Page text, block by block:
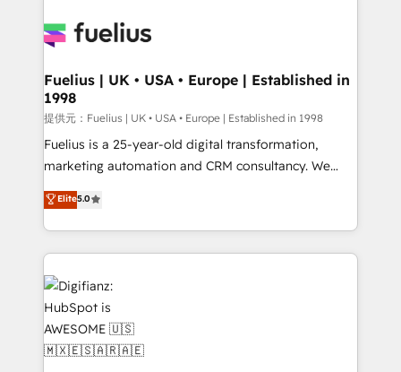
Innovation HubSpot Impact Award - Platform
Migration Excellence HubSpot Impact Award -
professionals.
Custom API integrations A little about us... • Boutique
for Sales Hub, Marketing Hub, Service Hub, Data
Hub and Website (CMS) • ISO/IEC 27001:2022, ISO
9001:2015 and now... ISO 42001: 2023 certified •
Exclusive AI 'GuardHub' governance framework,
based on ISO 42001 - helping you 'organise
👈 '𝗖𝗼𝗻𝘁𝗮𝗰𝘁 𝗯𝘂𝘀𝗶𝗻𝗲𝘀𝘀' button to get in touch
(𝘸𝘦'𝘳𝘦 𝘴𝘶𝘱𝘦𝘳 𝘳𝘦𝘴𝘱𝘰𝘯𝘴𝘪𝘷𝘦)
Fuelius | UK • USA • Europe | Established in
1998
提供元：Fuelius | UK • USA • Europe | Established in 1998
Fuelius is a 25-year-old digital transformation,
marketing automation and CRM consultancy. We
enable mid-market and enterprise clients to
maximise their return from digital and fuel their
growth. We modernise platforms, streamline
operations that are causing inefficiencies, improve
customer experiences, integrate systems, and
supercharge revenue operations Key services: • CRM
Implementation • Systems Integration • Digital
Transformation / Web Development • RevOps &
Sales Consulting • Marketing Automation What
Elite5.0